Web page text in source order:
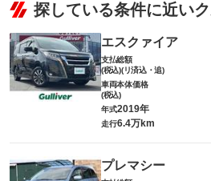
探している条件に近い
エスクァイア
支払総額
(税込)(リ済込・追)
車両本体価格
(税込)
年式2019年
走行6.4万km
プレマシー